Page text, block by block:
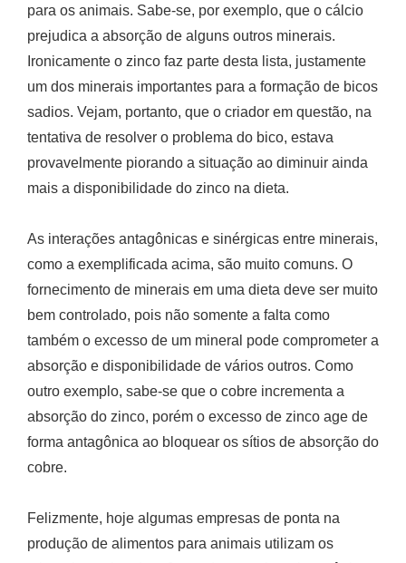
para os animais. Sabe-se, por exemplo, que o cálcio
prejudica a absorção de alguns outros minerais.
Ironicamente o zinco faz parte desta lista, justamente
um dos minerais importantes para a formação de bicos
sadios. Vejam, portanto, que o criador em questão, na
tentativa de resolver o problema do bico, estava
provavelmente piorando a situação ao diminuir ainda
mais a disponibilidade do zinco na dieta.
As interações antagônicas e sinérgicas entre minerais,
como a exemplificada acima, são muito comuns. O
fornecimento de minerais em uma dieta deve ser muito
bem controlado, pois não somente a falta como
também o excesso de um mineral pode comprometer a
absorção e disponibilidade de vários outros. Como
outro exemplo, sabe-se que o cobre incrementa a
absorção do zinco, porém o excesso de zinco age de
forma antagônica ao bloquear os sítios de absorção do
cobre.
Felizmente, hoje algumas empresas de ponta na
produção de alimentos para animais utilizam os